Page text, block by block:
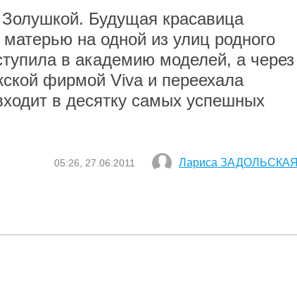
Будущая красавица
на одной из улиц родного
в академию моделей, а через
фирмой Viva и переехала
в десятку самых успешных
05:26, 27.06.2011 Лариса ЗАДОЛЬСКАЯ